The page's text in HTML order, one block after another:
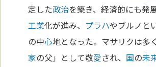
定した政治を築き、経済的にも発
工業化が進み、 プラハやブルノと
の中心地となった。マサリクは多
家の父」として敬愛され、 国の未